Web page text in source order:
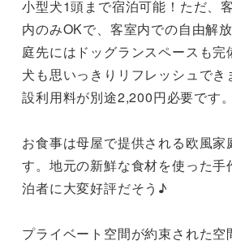
小型犬1頭まで宿泊可能！ただ、
内のみOKで、客室内での自由解放
庭先にはドッグランスペースも完
犬も思いっきりリフレッシュで
設利用料が別途2,200円必要です。
お食事は母屋で提供される欧風家
す。地元の新鮮な食材を使った手
泊者に大変好評だそう♪
プライベート空間が約束された空